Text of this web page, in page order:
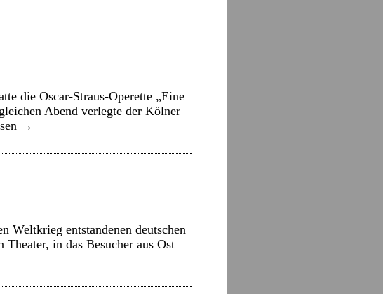
die Oscar-Straus-Operette „Eine
Abend verlegte der Kölner
→
Weltkrieg entstandenen deutschen
in das Besucher aus Ost